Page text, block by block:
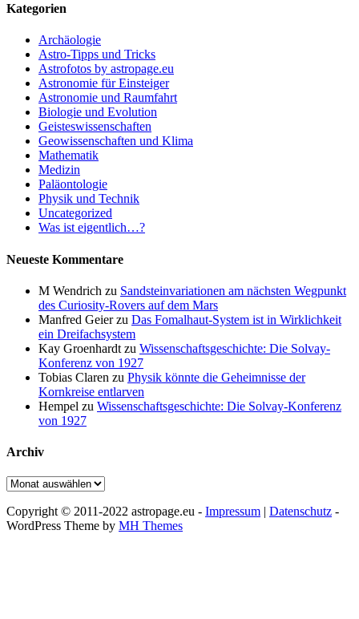
Kategorien
Archäologie
Astro-Tipps und Tricks
Astrofotos by astropage.eu
Astronomie für Einsteiger
Astronomie und Raumfahrt
Biologie und Evolution
Geisteswissenschaften
Geowissenschaften und Klima
Mathematik
Medizin
Paläontologie
Physik und Technik
Uncategorized
Was ist eigentlich…?
Neueste Kommentare
M Wendrich zu Sandsteinvariationen am nächsten Wegpunkt
des Curiosity-Rovers auf dem Mars
Manfred Geierzu Das Fomalhaut-System ist in Wirklichkeit
ein Dreifachsystem
Kay Groenhardt zu Wissenschaftsgeschichte: Die Solvay-
Konferenz von 1927
Tobias Claren zu Physik könnte die Geheimnisse der
Kornkreise entlarven
Hempel zu Wissenschaftsgeschichte: Die Solvay-Konferenz
von 1927
Archiv
Archiv
Copyright © 2011-2022 astropage.eu - Impressum | Datenschutz -
WordPress Theme by MH Themes